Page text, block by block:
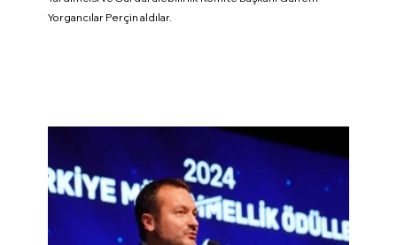
Yorgancılar Perçin aldılar.